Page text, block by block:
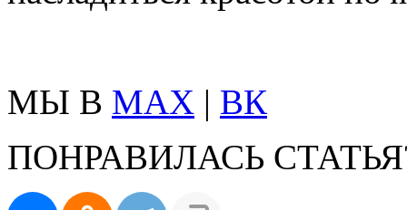
МЫ В MAX | ВК
ПОНРАВИЛАСЬ